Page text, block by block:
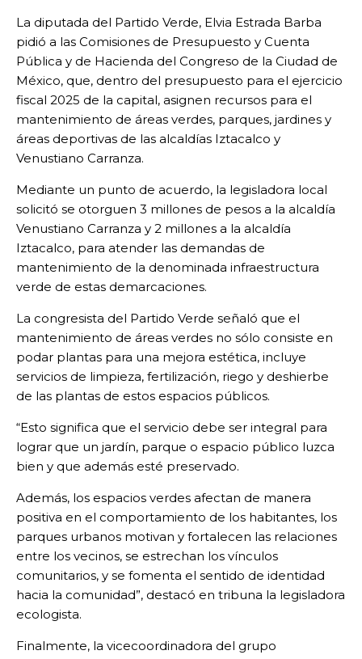
La diputada del Partido Verde, Elvia Estrada Barba
pidió a las Comisiones de Presupuesto y Cuenta
Pública y de Hacienda del Congreso de la Ciudad de
México, que, dentro del presupuesto para el ejercicio
fiscal 2025 de la capital, asignen recursos para el
mantenimiento de áreas verdes, parques, jardines y
áreas deportivas de las alcaldías Iztacalco y
Venustiano Carranza.
Mediante un punto de acuerdo, la legisladora local
solicitó se otorguen 3 millones de pesos a la alcaldía
Venustiano Carranza y 2 millones a la alcaldía
Iztacalco, para atender las demandas de
mantenimiento de la denominada infraestructura
verde de estas demarcaciones.
La congresista del Partido Verde señaló que el
mantenimiento de áreas verdes no sólo consiste en
podar plantas para una mejora estética, incluye
servicios de limpieza, fertilización, riego y deshierbe
de las plantas de estos espacios públicos.
“Esto significa que el servicio debe ser integral para
lograr que un jardín, parque o espacio público luzca
bien y que además esté preservado.
Además, los espacios verdes afectan de manera
positiva en el comportamiento de los habitantes, los
parques urbanos motivan y fortalecen las relaciones
entre los vecinos, se estrechan los vínculos
comunitarios, y se fomenta el sentido de identidad
hacia la comunidad”, destacó en tribuna la legisladora
ecologista.
Finalmente, la vicecoordinadora del grupo